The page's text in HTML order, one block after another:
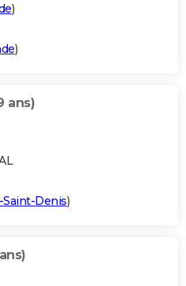
)
)
ans)
Saint-Denis)